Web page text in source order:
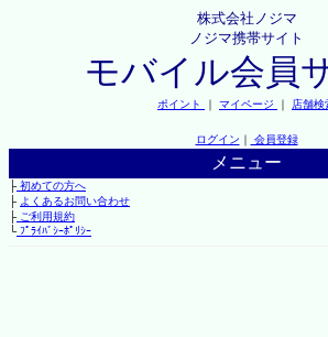
株式会社ノジマ
ノジマ携帯サイト
モバイル会員
ポイント ｜ マイページ ｜ 店舗検
ログイン ｜ 会員登録
メニュー
├初めての方へ
├ よくあるお問い合わせ
├ご利用規約
└ﾌﾟﾗｲﾊﾞｼｰﾎﾟﾘｼｰ